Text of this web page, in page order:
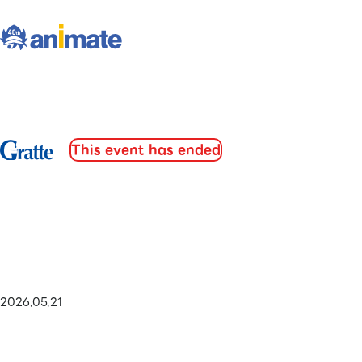
This event has ended
2026.05.21